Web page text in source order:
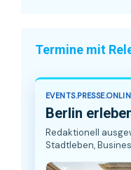
Termine mit
Berlin
Redaktionell
Stadtleben,